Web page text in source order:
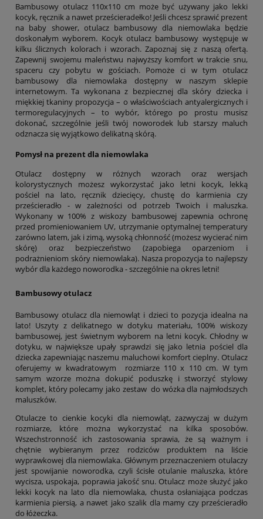
Bambusowy otulacz 110x110 cm może być używany jako lekki
kocyk, ręcznik a nawet prześcieradełko! Jeśli chcesz sprawić prezent
na baby shower, otulacz bambusowy dla niemowlaka będzie
doskonałym wyborem. Kocyk otulacz bambusowy występuje w
kilku ślicznych kolorach i wzorach. Zapoznaj się z naszą ofertą.
Zapewnij swojemu maleństwu najwyższy komfort w trakcie snu,
spaceru czy pobytu w gościach. Pomoże ci w tym otulacz
bambusowy dla niemowlaka dostępny w naszym sklepie
internetowym. Ta wykonana z bezpiecznej dla skóry dziecka i
miękkiej tkaniny propozycja – o właściwościach antyalergicznych i
termoregulacyjnych – to wybór, którego po prostu musisz
dokonać, szczególnie jeśli twój noworodek lub starszy maluch
odznacza się wyjątkowo delikatną skórą.
Pomysł na prezent dla niemowlaka
Otulacz dostępny w różnych wzorach oraz wersjach
kolorystycznych możesz wykorzystać jako letni kocyk, lekką
pościel na lato, ręcznik dziecięcy, chustę do karmienia czy
prześcieradło - w zależności od potrzeb Twoich i maluszka.
Wykonany w 100% z wiskozy bambusowej zapewnia ochronę
przed promieniowaniem UV, utrzymanie optymalnej temperatury
zarówno latem, jak i zimą, wysoką chłonność (możesz wycierać nim
skórę) oraz bezpieczeństwo (zapobiega oparzeniom i
podrażnieniom skóry niemowlaka). Nasza propozycja to najlepszy
wybór dla każdego noworodka - szczególnie na okres letni!
Bambusowy otulacz
Bambusowy otulacz dla niemowląt i dzieci to pozycja idealna na
lato! Uszyty z delikatnego w dotyku materiału, 100% wiskozy
bambusowej, jest świetnym wyborem na letni kocyk. Chłodny w
dotyku, w największe upały sprawdzi się jako letnia pościel dla
dziecka zapewniając naszemu maluchowi komfort cieplny. Otulacz
oferujemy w kwadratowym rozmiarze 110 x 110 cm. W tym
samym wzorze moż­na dokupić poduszkę i stworzyć stylowy
komplet, który polecamy jako zestaw do wózka dla najmłodszych
maluszków.
Otulacze to cienkie kocyki dla niemowląt, zazwyczaj w dużym
rozmiarze, które można wykorzystać na kilka sposobów.
Wszechstronność ich zastosowania sprawia, że są ważnym i
chętnie wybieranym przez rodziców produktem na liście
wyprawkowej dla niemowlaka. Głównym przeznaczeniem otulaczy
jest spowijanie noworodka, czyli ścisłe otulanie maluszka, które
wycisza, uspokaja, poprawia jakość snu. Otulacz może służyć jako
lekki kocyk na lato dla niemowlaka, chusta osłaniająca podczas
karmienia piersią, a nawet jako szalik dla mamy czy prześcieradło
do łóżeczka.